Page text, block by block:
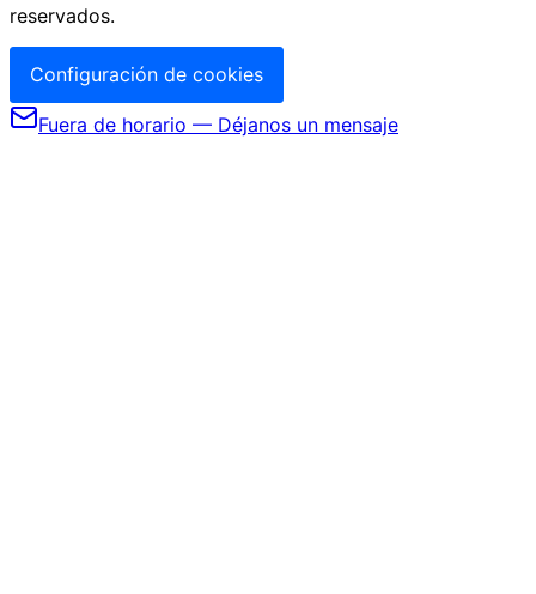
reservados.
Configuración de cookies
Fuera de horario — Déjanos un mensaje